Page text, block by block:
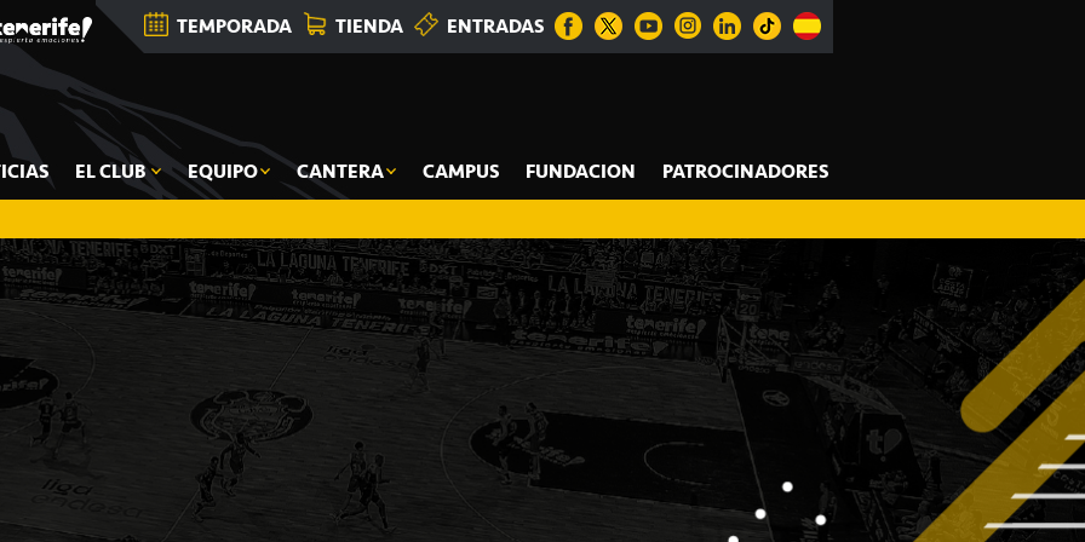
TEMPORADA TIENDA ENTRADAS
EL CLUB EQUIPO CANTERA CAMPUS FUNDACION PATROCINADORES